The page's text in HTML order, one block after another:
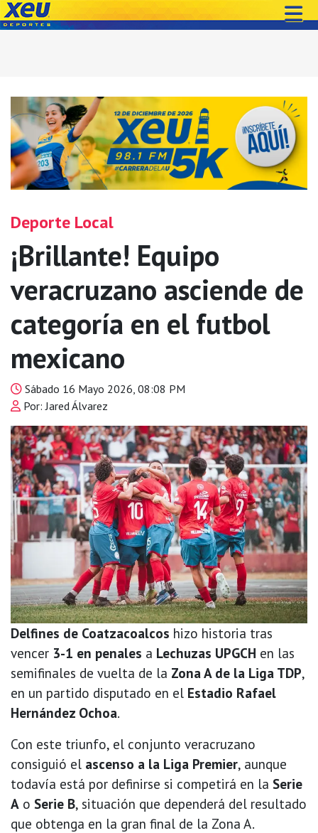
Deporte Local
¡Brillante! Equipo
veracruzano asciende de
categoría en el futbol
mexicano
Sábado 16 Mayo 2026, 08:08 PM
Por: Jared Álvarez
Delfines de Coatzacoalcos hizo historia tras
vencer 3-1 en penales a Lechuzas UPGCH en las
semifinales de vuelta de la Zona A de la Liga TDP,
en un partido disputado en el Estadio Rafael
Hernández Ochoa.
Con este triunfo, el conjunto veracruzano
consiguió el ascenso a la Liga Premier, aunque
todavía está por definirse si competirá en la Serie
A o Serie B, situación que dependerá del resultado
que obtenga en la gran final de la Zona A.